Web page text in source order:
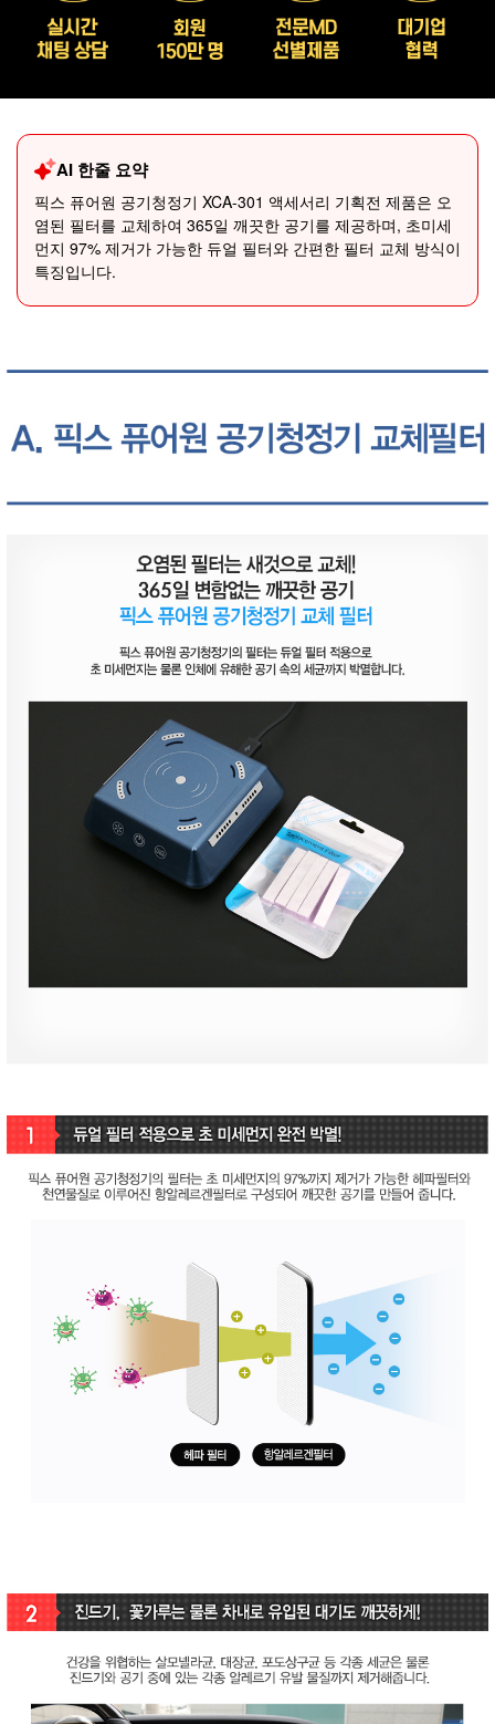
AI 한줄 요약
픽스 퓨어원 공기청정기 XCA-301 액세서리 기획전 제품은 오
염된 필터를 교체하여 365일 깨끗한 공기를 제공하며, 초미세
먼지 97% 제거가 가능한 듀얼 필터와 간편한 필터 교체 방식이
특징입니다.